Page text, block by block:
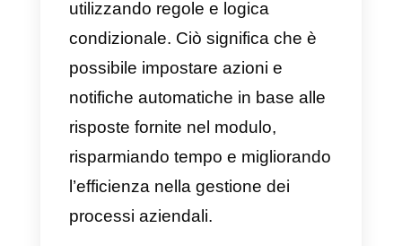
creare moduli personalizzati e
automatizzare i flussi di
lavoro.Tallyconsente agli utenti
di creare in modo semplice ed
efficiente moduli che possono
essere utilizzati per raccogliere